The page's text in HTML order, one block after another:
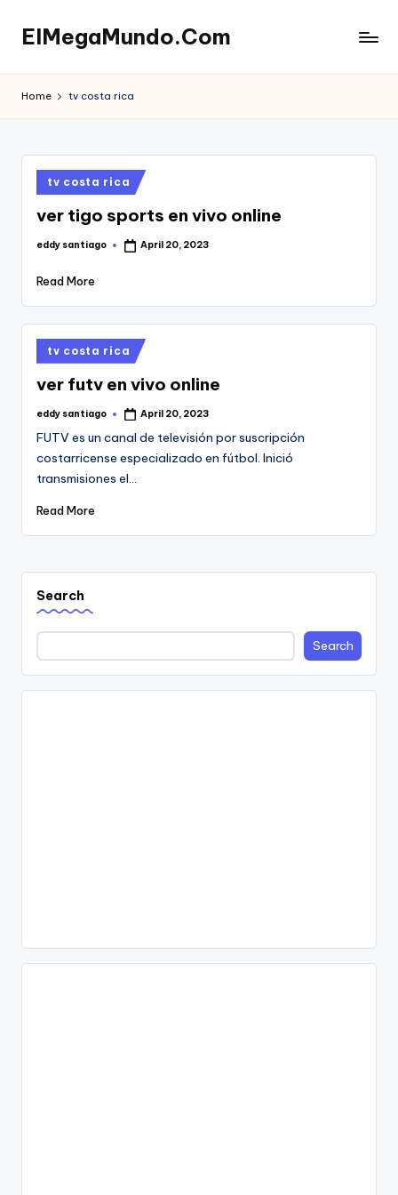
content
ElMegaMundo.Com
EN
Home tv costa rica
Posted
in
tv costa rica
ver tigo sports en vivo online
Posted
eddy santiago April 20, 2023
Read More
Posted
in
tv costa rica
ver futv en vivo online
Posted
eddy santiago April 20, 2023
FUTV es un canal de televisión por suscripción
costarricense especializado en fútbol. Inició
transmisiones el…
Read More
Search
Search